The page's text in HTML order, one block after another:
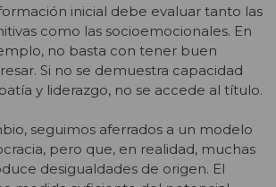
inicial debe evaluar tanto las
como las socioemocionales. En
no basta con tener buen
Si no se demuestra capacidad
y liderazgo, no se accede al título.
seguimos aferrados a un modelo
pero que, en realidad, muchas
desigualdades de origen. El